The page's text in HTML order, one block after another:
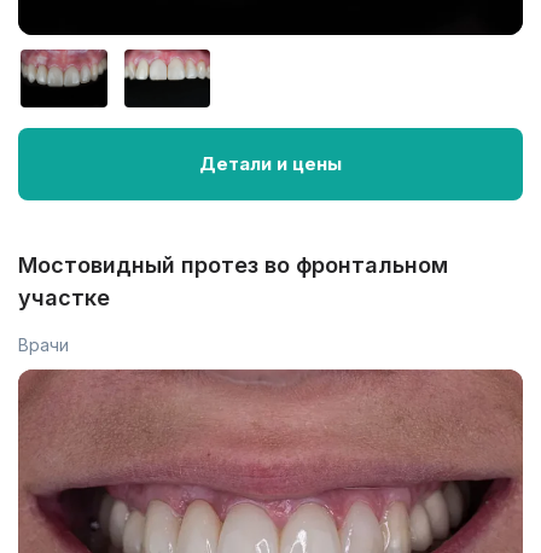
Детали и цены
Мостовидный протез во фронтальном
участке
Врачи